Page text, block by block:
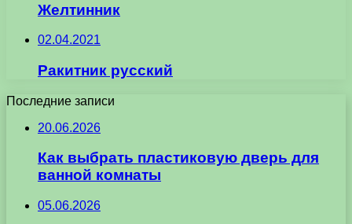
Желтинник
02.04.2021
Ракитник русский
Последние записи
20.06.2026
Как выбрать пластиковую дверь для
ванной комнаты
05.06.2026